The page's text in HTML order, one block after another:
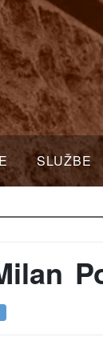
SLUŽBE